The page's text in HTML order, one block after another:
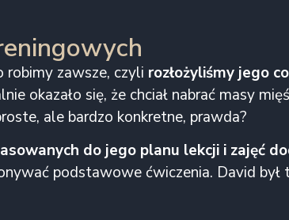
robimy zawsze, czyli rozłożyliśmy jego
okazało się, że chciał nabrać masy
ale bardzo konkretne, prawda?
do jego planu lekcji i zajęć
podstawowe ćwiczenia. David